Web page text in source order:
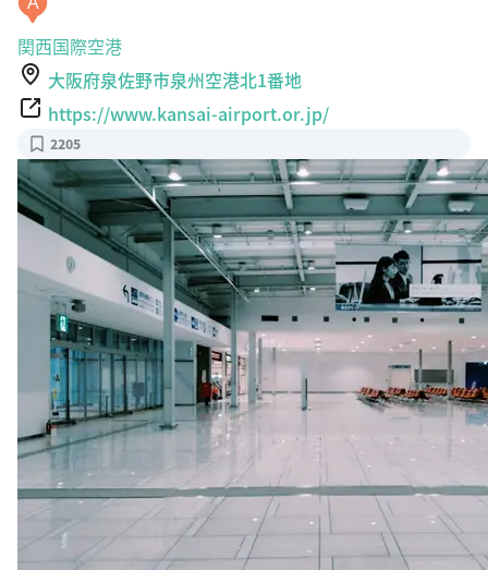
関西国際空港
大阪府泉佐野市泉州空港北1番地
https://www.kansai-airport.or.jp/
2205